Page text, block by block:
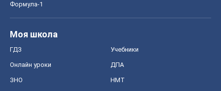
Формула-1
Моя школа
ГДЗ Учебники
Онлайн уроки ДПА
ЗНО НМТ